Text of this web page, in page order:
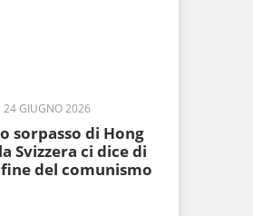
24 GIUGNO 2026
sorpasso di Hong
Svizzera ci dice di
del comunismo